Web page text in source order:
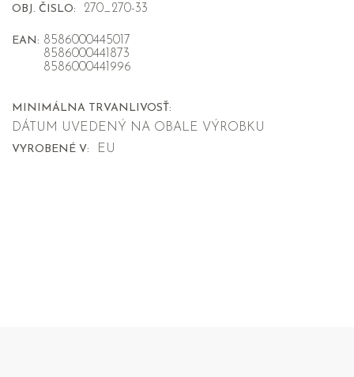
OBJ. ČISLO: 270_270-33
EAN: 8586000445017
8586000441873
8586000441996
MINIMÁLNA TRVANLIVOSŤ:
DÁTUM UVEDENÝ NA OBALE VÝROBKU
VYROBENÉ V: EU